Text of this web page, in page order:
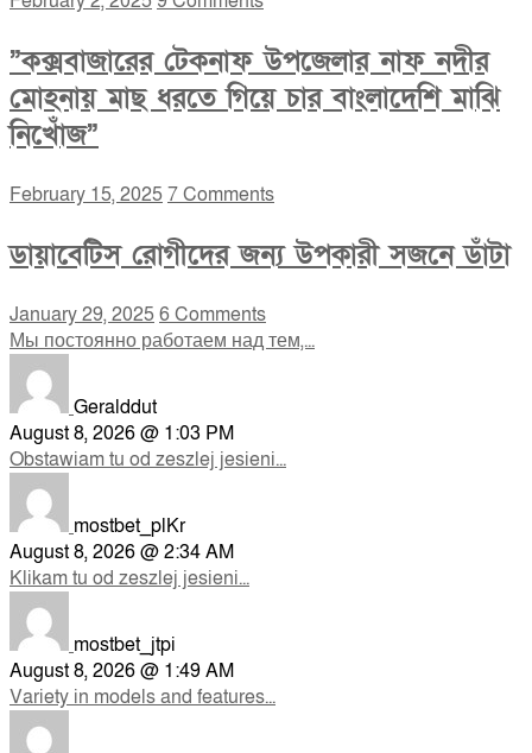
”কক্সবাজারের টেকনাফ উপজেলার নাফ নদীর
মোহনায় মাছ ধরতে গিয়ে চার বাংলাদেশি মাঝি
নিখোঁজ”
February 15, 20257 Comments
ডায়াবেটিস রোগীদের জন্য উপকারী সজনে ডাঁটা
January 29, 20256 Comments
Мы постоянно работаем над тем,...
Geralddut
August 8, 2026 @ 1:03 PM
Obstawiam tu od zeszlej jesieni...
mostbet_plKr
August 8, 2026 @ 2:34 AM
Klikam tu od zeszlej jesieni...
mostbet_jtpi
August 8, 2026 @ 1:49 AM
Variety in models and features...